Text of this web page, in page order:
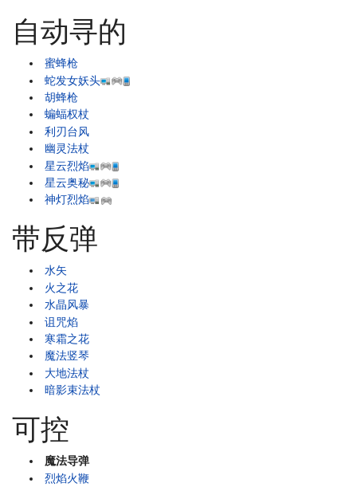
自动寻的
蜜蜂枪
蛇发女妖头
胡蜂枪
蝙蝠权杖
利刃台风
幽灵法杖
星云烈焰
星云奥秘
神灯烈焰
带反弹
水矢
火之花
水晶风暴
诅咒焰
寒霜之花
魔法竖琴
大地法杖
暗影束法杖
可控
魔法导弹
烈焰火鞭